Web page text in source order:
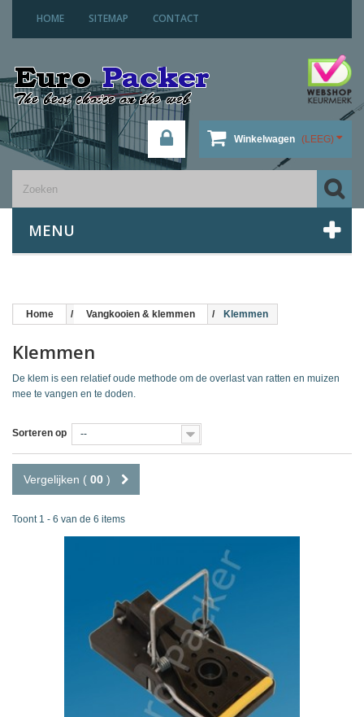
HOME SITEMAP CONTACT
Winkelwagen (LEEG)
MENU
Home Vangkooien & klemmen Klemmen
Klemmen
De klem is een relatief oude methode om de overlast van ratten en muizen
mee te vangen en te doden.
Sorteren op --
Vergelijken ( 00 )
Toont 1 - 6 van de 6 items